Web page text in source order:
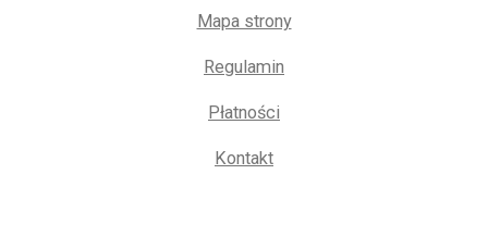
Mapa strony
Regulamin
Płatności
Kontakt